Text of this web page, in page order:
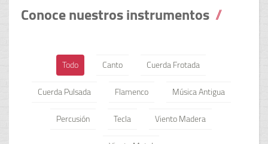
Conoce nuestros instrumentos
Todo Canto
Cuerda Frotada
Cuerda Pulsada
Flamenco
Música Antigua
Percusión
Tecla
Viento Madera